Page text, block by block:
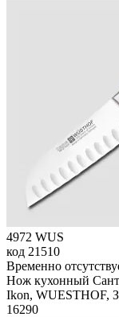
4972 WUS
код 21510
Временно
Нож кухонный
Ikon, WUESTHOF,
16290